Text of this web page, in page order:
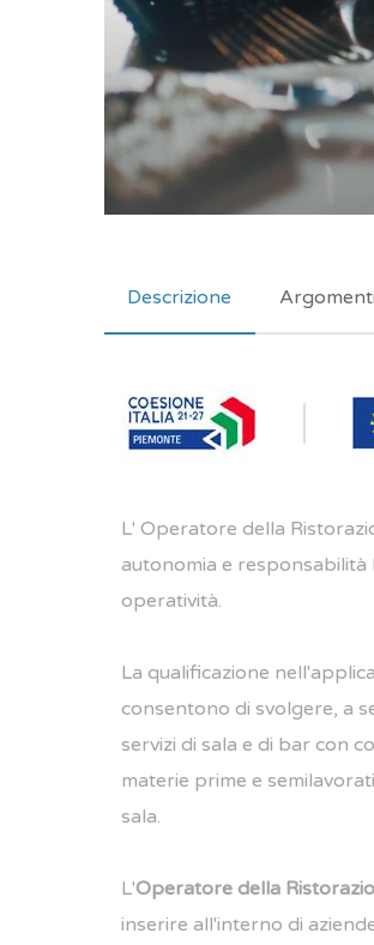
Descrizione Argomenti
L' Operatore della
autonomia e responsabilità
operatività.
La qualificazione
consentono di svolgere, a
servizi di sala e di bar con
materie prime e
sala.
L'Operatore della
inserire all'interno di